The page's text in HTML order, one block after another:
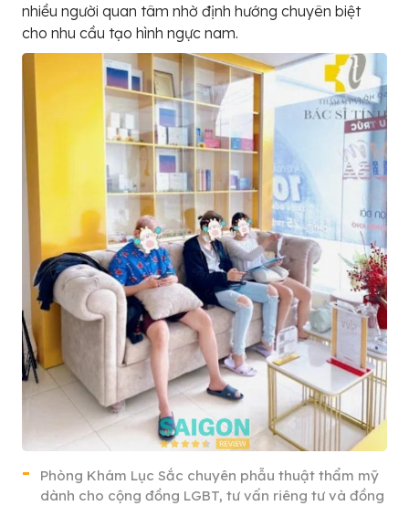
nhiều người quan tâm nhờ định hướng chuyên biệt
cho nhu cầu tạo hình ngực nam.
Phòng Khám Lục Sắc chuyên phẫu thuật thẩm mỹ
dành cho cộng đồng LGBT, tư vấn riêng tư và đồng